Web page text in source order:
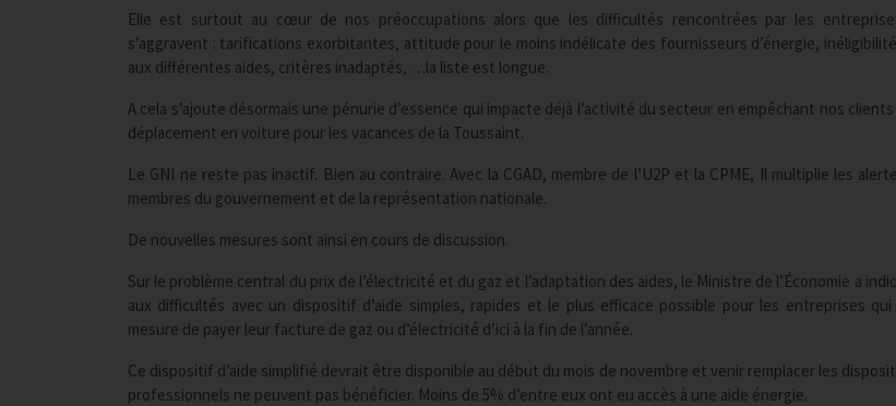
Elle est surtout au cœur de nos préoccupations alors que les difficultés rencontrées par les
s’aggravent : tarifications exorbitantes, attitude pour le moins indélicate des fournisseurs d’énergie,
aux différentes aides, critères inadaptés, …la liste est longue.
A cela s’ajoute désormais une pénurie d’essence qui impacte déjà l’activité du secteur en empêchant nos
déplacement en voiture pour les vacances de la Toussaint.
Le GNI ne reste pas inactif. Bien au contraire. Avec la CGAD, membre de l’U2P et la CPME, Il multiplie les
membres du gouvernement et de la représentation nationale.
De nouvelles mesures sont ainsi en cours de discussion.
Sur le problème central du prix de l’électricité et du gaz et l’adaptation des aides, le Ministre de l’Économie a
aux difficultés avec un dispositif d’aide simples, rapides et le plus efficace possible pour les entreprises
mesure de payer leur facture de gaz ou d’électricité d’ici à la fin de l’année.
Ce dispositif d’aide simplifié devrait être disponible au début du mois de novembre et venir remplacer les
professionnels ne peuvent pas bénéficier. Moins de 5% d’entre eux ont eu accès à une aide énergie.